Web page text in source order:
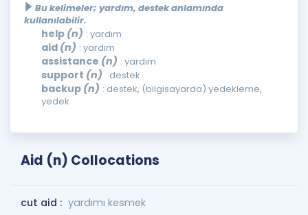
Bu kelimeler; yardım, destek anlamında
kullanılabilir.
help (n) : yardım
aid (n) : yardım
assistance (n) : yardım
support (n) : destek
backup (n) : destek, (bilgisayarda) yedekleme,
yedek
Aid (n) Collocations
cut aid : yardımı kesmek